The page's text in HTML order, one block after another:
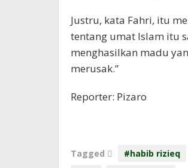
Justru, kata Fahri, itu
tentang umat Islam itu
menghasilkan madu
merusak.”
Reporter: Pizaro
Tagged #habib rizieq